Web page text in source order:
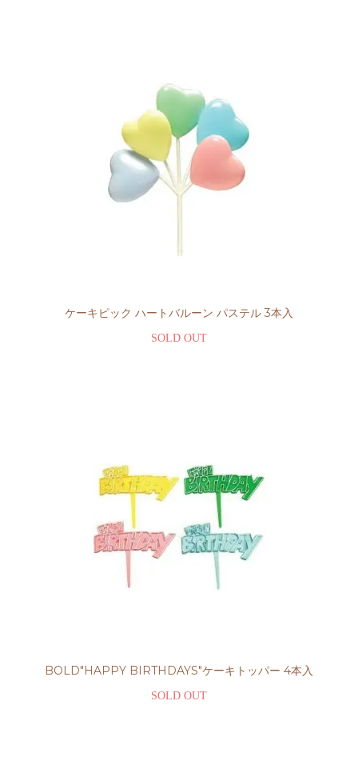
ケーキピック ハートバルーン パステル 3本入
SOLD OUT
BOLD"HAPPY BIRTHDAYS"ケーキトッパー 4本入
SOLD OUT